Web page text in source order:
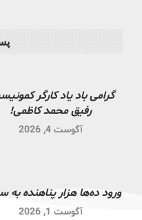
گرامی باد یاد کارگر
رفیق محمد کاظمی!
آگوست 4, 2026
ورود ده‌ها هزار پناهنده به
آگوست 1, 2026